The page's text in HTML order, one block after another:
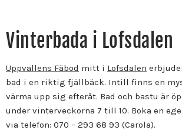
Vinterbada i Lofsdalen
Uppvallens Fäbod mitt i Lofsdalen
bad i en riktig fjällbäck. Intill finns en
värma upp sig efteråt. Bad och bastu är
under vinterveckorna 7 till 10. Boka en
via telefon: 070 – 293 68 93 (Carola).